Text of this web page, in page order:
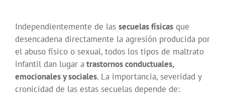
Independientemente de las secuelas físicas que
desencadena directamente la agresión producida por
el abuso físico o sexual, todos los tipos de maltrato
infantil dan lugar atrastornos conductuales,
emocionales y sociales. La importancia, severidad y
cronicidad de las estas secuelas depende de: